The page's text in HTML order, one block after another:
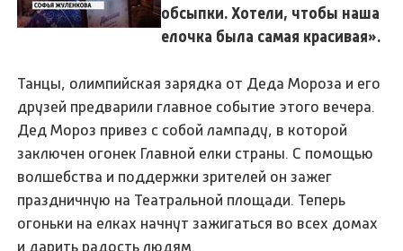
обсыпки. Хотели, чтобы наша
елочка была самая красивая».
Танцы, олимпийская зарядка от Деда Мороза и его
друзей предварили главное событие этого вечера.
Дед Мороз привез с собой лампаду, в которой
заключен огонек Главной елки страны. С помощью
волшебства и поддержки зрителей он зажег
праздничную на Театральной площади. Теперь
огоньки на елках начнут зажигаться во всех домах
и дарить радость людям.